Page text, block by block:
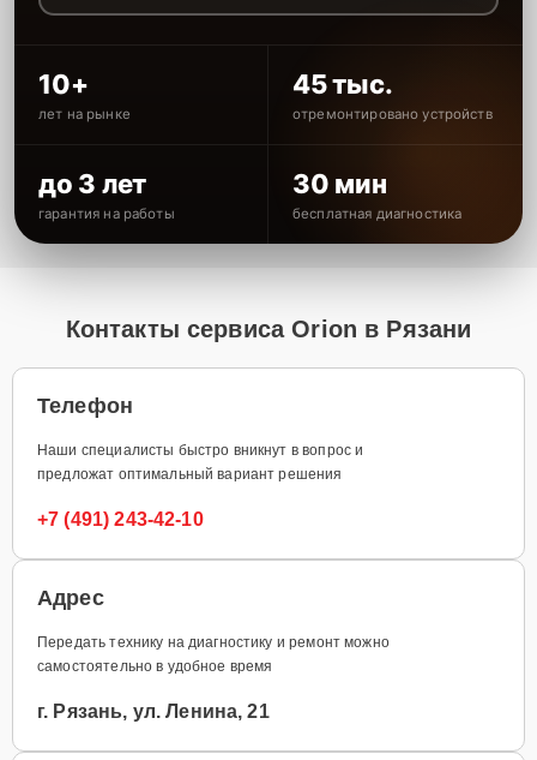
10+
лет на рынке
45 тыс.
отремонтировано устройств
до 3 лет
гарантия на работы
30 мин
бесплатная диагностика
Контакты сервиса Orion в Рязани
Телефон
Наши специалисты быстро вникнут в вопрос и
предложат оптимальный вариант решения
+7 (491) 243-42-10
Адрес
Передать технику на диагностику и ремонт можно
самостоятельно в удобное время
г. Рязань, ул. Ленина, 21